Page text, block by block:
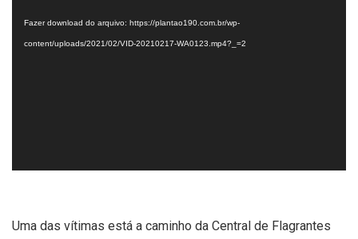
Fazer download do arquivo: https://plantao190.com.br/wp-
content/uploads/2021/02/VID-20210217-WA0123.mp4?_=2
Uma das vítimas está a caminho da Central de Flagrantes